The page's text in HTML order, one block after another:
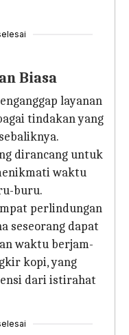
Biasa
layanan
tindakan yang
dirancang untuk
waktu
buru.
perlindungan
seseorang dapat
waktu berjam-
kopi, yang
dari istirahat